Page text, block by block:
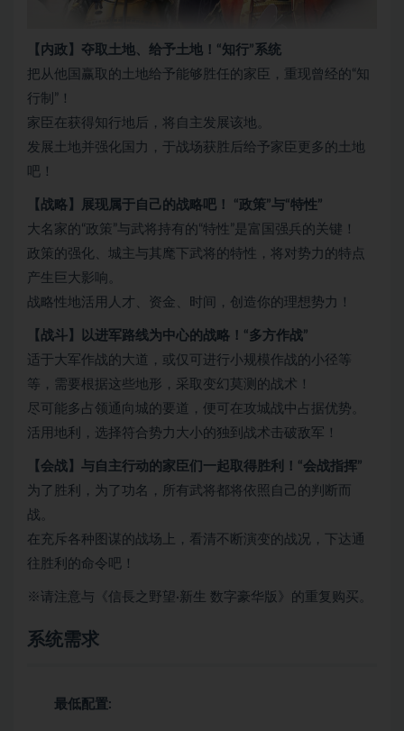
【内政】夺取土地、给予土地！“知行”系统
把从他国赢取的土地给予能够胜任的家臣，重现曾经的“知
行制”！
家臣在获得知行地后，将自主发展该地。
发展土地并强化国力，于战场获胜后给予家臣更多的土地
吧！
【战略】展现属于自己的战略吧！ “政策”与“特性”
大名家的“政策”与武将持有的“特性”是富国强兵的关键！
政策的强化、城主与其麾下武将的特性，将对势力的特点
产生巨大影响。
战略性地活用人才、资金、时间，创造你的理想势力！
【战斗】以进军路线为中心的战略！“多方作战”
适于大军作战的大道，或仅可进行小规模作战的小径等
等，需要根据这些地形，采取变幻莫测的战术！
尽可能多占领通向城的要道，便可在攻城战中占据优势。
活用地利，选择符合势力大小的独到战术击破敌军！
【会战】与自主行动的家臣们一起取得胜利！“会战指挥”
为了胜利，为了功名，所有武将都将依照自己的判断而
战。
在充斥各种图谋的战场上，看清不断演变的战况，下达通
往胜利的命令吧！
※请注意与《信長之野望·新生 数字豪华版》的重复购买。
系统需求
最低配置: